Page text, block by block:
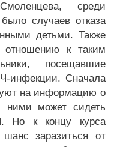
среди
случаев отказа
детьми. Также
отношению к таким
посещавшие
инфекции. Сначала
на информацию о
ними может сидеть
Но к концу курса
заразиться от